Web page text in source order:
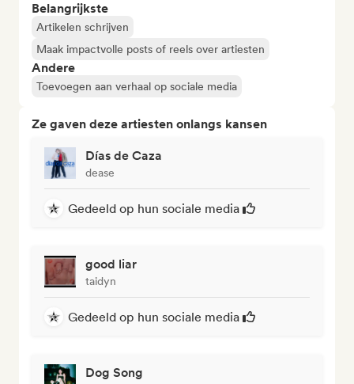
Belangrijkste
Artikelen schrijven
Maak impactvolle posts of reels over artiesten
Andere
Toevoegen aan verhaal op sociale media
Ze gaven deze artiesten onlangs kansen
Días de Caza
dease
Gedeeld op hun sociale media
good liar
taidyn
Gedeeld op hun sociale media
Dog Song